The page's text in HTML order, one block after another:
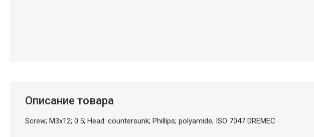
Описание товара
Screw; M3x12; 0.5; Head: countersunk; Phillips; polyamide; ISO 7047 DREMEC